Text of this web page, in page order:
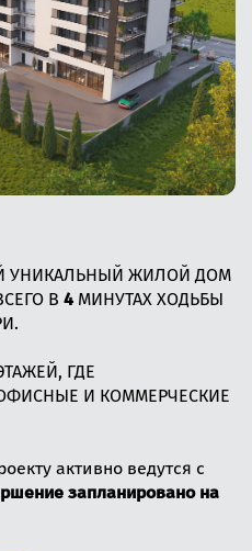
УНИКАЛЬНЫЙ ЖИЛОЙ ДОМ
В 4 МИНУТАХ ХОДЬБЫ
ГДЕ
И КОММЕРЧЕСКИЕ
активно ведутся с
запланировано на